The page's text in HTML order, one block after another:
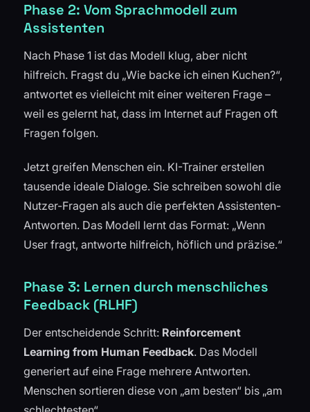
Phase 2: Vom Sprachmodell zum
Assistenten
Nach Phase 1 ist das Modell klug, aber nicht
hilfreich. Fragst du „Wie backe ich einen Kuchen?“,
antwortet es vielleicht mit einer weiteren Frage –
weil es gelernt hat, dass im Internet auf Fragen oft
Fragen folgen.
Jetzt greifen Menschen ein. KI-Trainer erstellen
tausende ideale Dialoge. Sie schreiben sowohl die
Nutzer-Fragen als auch die perfekten Assistenten-
Antworten. Das Modell lernt das Format: „Wenn
User fragt, antworte hilfreich, höflich und präzise.“
Phase 3: Lernen durch menschliches
Feedback (RLHF)
Der entscheidende Schritt: Reinforcement
Learning from Human Feedback. Das Modell
generiert auf eine Frage mehrere Antworten.
Menschen sortieren diese von „am besten“ bis „am